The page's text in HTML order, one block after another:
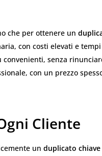
che per ottenere un
con costi elevati e
convenienti, senza
con un prezzo
Cliente
un duplicato chiave